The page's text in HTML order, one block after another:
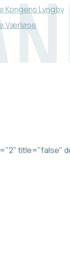
Kongens Lyngby
Værløse
title="false"